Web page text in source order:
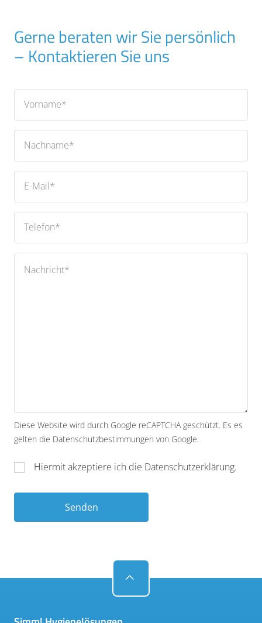
Gerne beraten wir Sie persönlich
– Kontaktieren Sie uns
Diese Website wird durch Google reCAPTCHA geschützt. Es es
gelten die Datenschutzbestimmungen von Google.
Hiermit akzeptiere ich die Datenschutzerklärung.